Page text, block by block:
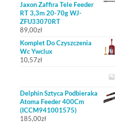
Jaxon Zaffira Tele Feeder
RT 3,3m 20-70g WJ-
ZFU33070RT
89,00zł
Komplet Do Czyszczenia
Wc Ywclux
10,57zł
Delphin Sztyca Podbieraka
Atoma Feeder 400Cm
(ICCM941001575)
185,00zł